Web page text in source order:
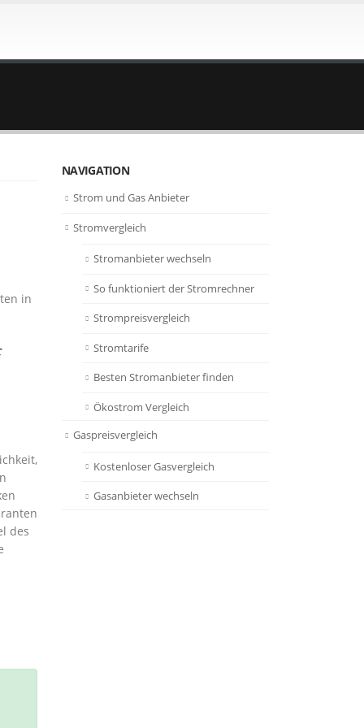
in
des
NAVIGATION
Strom und Gas Anbieter
Stromvergleich
Stromanbieter wechseln
So funktioniert der Stromrechner
Strompreisvergleich
Stromtarife
Besten Stromanbieter finden
Ökostrom Vergleich
Gaspreisvergleich
Kostenloser Gasvergleich
Gasanbieter wechseln